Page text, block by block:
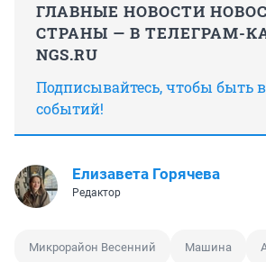
ГЛАВНЫЕ НОВОСТИ
СТРАНЫ — В ТЕЛЕГРАМ-
NGS.RU
Подписывайтесь, чтобы быть
событий!
Елизавета Горячева
Редактор
Микрорайон Весенний Машина